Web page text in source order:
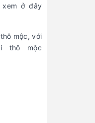
xem ở đây
mộc, với
thô mộc